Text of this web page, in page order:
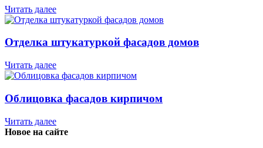
Читать далее
Отделка штукатуркой фасадов домов
Читать далее
Облицовка фасадов кирпичом
Читать далее
Новое на сайте